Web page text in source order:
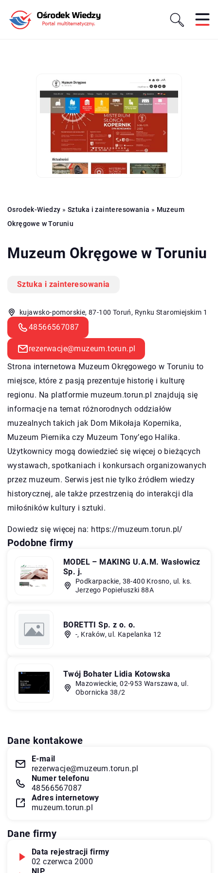
Osrodek-Wiedzy » Sztuka i zainteresowania » Muzeum
Okręgowe w Toruniu
Muzeum Okręgowe w Toruniu
Sztuka i zainteresowania
kujawsko-pomorskie, 87-100 Toruń, Rynku Staromiejskim 1
48566567087
rezerwacje@muzeum.torun.pl
Strona internetowa Muzeum Okręgowego w Toruniu to
miejsce, które z pasją prezentuje historię i kulturę
regionu. Na platformie muzeum.torun.pl znajdują się
informacje na temat różnorodnych oddziałów
muzealnych takich jak Dom Mikołaja Kopernika,
Muzeum Piernika czy Muzeum Tony’ego Halika.
Użytkownicy mogą dowiedzieć się więcej o bieżących
wystawach, spotkaniach i konkursach organizowanych
przez muzeum. Serwis jest nie tylko źródłem wiedzy
historycznej, ale także przestrzenią do interakcji dla
miłośników kultury i sztuki.
Dowiedz się więcej na: https://muzeum.torun.pl/
Podobne firmy
MODEL – MAKING U.A.M. Wasłowicz
Sp. j.
Podkarpackie, 38-400 Krosno, ul. ks.
Jerzego Popiełuszki 88A
BORETTI Sp. z o. o.
-, Kraków, ul. Kapelanka 12
Twój Bohater Lidia Kotowska
Mazowieckie, 02-953 Warszawa, ul.
Obornicka 38/2
Dane kontakowe
E-mail
rezerwacje@muzeum.torun.pl
Numer telefonu
48566567087
Adres internetowy
muzeum.torun.pl
Dane firmy
Data rejestracji firmy
02 czerwca 2000
NIP